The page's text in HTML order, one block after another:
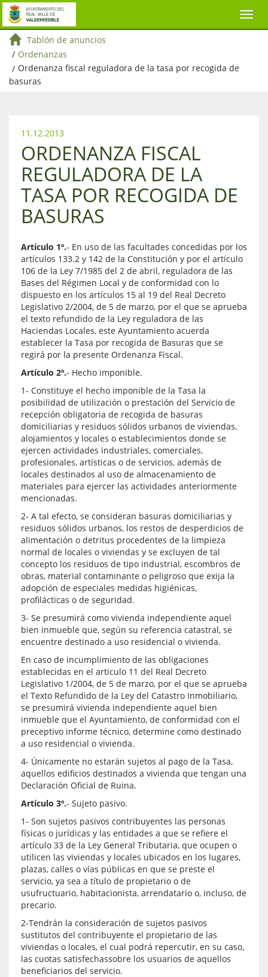
Tablón de anuncios
/ Ordenanzas
/ Ordenanza fiscal reguladora de la tasa por recogida de
basuras
11.12.2013
ORDENANZA FISCAL
REGULADORA DE LA
TASA POR RECOGIDA DE
BASURAS
Artículo 1º.- En uso de las facultades concedidas por los
artículos 133.2 y 142 de la Constitución y por el artículo
106 de la Ley 7/1985 del 2 de abril, reguladora de las
Bases del Régimen Local y de conformidad con lo
dispuesto en los artículos 15 al 19 del Real Decreto
Legislativo 2/2004, de 5 de marzo, por el que se aprueba
el texto refundido de la Ley reguladora de las
Haciendas Locales, este Ayuntamiento acuerda
establecer la Tasa por recogida de Basuras que se
regirá por la presente Ordenanza Fiscal.
Artículo 2º.- Hecho imponible.
1- Constituye el hecho imponible de la Tasa la
posibilidad de utilización o prestación del Servicio de
recepción obligatoria de recogida de basuras
domiciliarias y residuos sólidos urbanos de viviendas,
alojamientos y locales o establecimientos donde se
ejercen actividades industriales, comerciales,
profesionales, artísticas o de servicios, además de
locales destinados al uso de almacenamiento de
materiales para ejercer las actividades anteriormente
mencionadas.
2- A tal efecto, se consideran basuras domiciliarias y
residuos sólidos urbanos, los restos de desperdicios de
alimentación o detritus procedentes de la limpieza
normal de locales o viviendas y se excluyen de tal
concepto los residuos de tipo industrial, escombros de
obras, material contaminante o peligroso que exija la
adopción de especiales medidas higiénicas,
profilácticas o de seguridad.
3- Se presumirá como vivienda independiente aquel
bien inmueble que, según su referencia catastral, se
encuentre destinado a uso residencial o vivienda.
En caso de incumplimiento de las obligaciones
establecidas en el articulo 11 del Real Decreto
Legislativo 1/2004, de 5 de marzo, por el que se aprueba
el Texto Refundido de la Ley del Catastro Inmobiliario,
se presumirá vivienda independiente aquel bien
inmueble que el Ayuntamiento, de conformidad con el
preceptivo informe técnico, determine como destinado
a uso residencial o vivienda.
4- Únicamente no estarán sujetos al pago de la Tasa,
aquellos edificios destinados a vivienda que tengan una
Declaración Oficial de Ruina.
Artículo 3º.- Sujeto pasivo.
1- Son sujetos pasivos contribuyentes las personas
físicas o jurídicas y las entidades a que se refiere el
artículo 33 de la Ley General Tributaria, que ocupen o
utilicen las viviendas y locales ubicados en los lugares,
plazas, calles o vías públicas en que se preste el
servicio, ya sea a título de propietario o de
usufructuario, habitacionista, arrendatario o, incluso, de
precario.
2-Tendrán la consideración de sujetos pasivos
sustitutos del contribuyente el propietario de las
viviendas o locales, el cual podrá repercutir, en su caso,
las cuotas satisfechassobre los usuarios de aquellos
beneficiarios del servicio.